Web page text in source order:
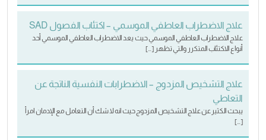
علاج الاضطراب العاطفي الموسمي – اكتئاب الفصول SAD
علاج الاضطراب العاطفي الموسمي حيث يعد الاضطراب العاطفي الموسمي أحد
أنواع الاكتئاب المتكرر والتي تظهر […]
علاج التشخيص المزدوج – الاضطرابات النفسية الناتجة عن
التعاطي
يبحث الكثير عن علاج التشخيص المزدوج حيث انه لا شك أن التعامل مع الإدمان امرأ
[…]